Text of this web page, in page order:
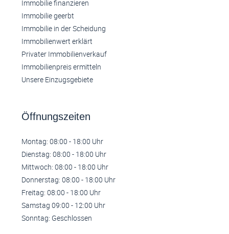
Immobilie finanzieren
Immobilie geerbt
Immobilie in der Scheidung
Immobilienwert erklärt
Privater Immobilienverkauf
Immobilienpreis ermitteln
Unsere Einzugsgebiete
Öffnungszeiten
Montag: 08:00 - 18:00 Uhr
Dienstag: 08:00 - 18:00 Uhr
Mittwoch: 08:00 - 18:00 Uhr
Donnerstag: 08:00 - 18:00 Uhr
Freitag: 08:00 - 18:00 Uhr
Samstag 09:00 - 12:00 Uhr
Sonntag: Geschlossen